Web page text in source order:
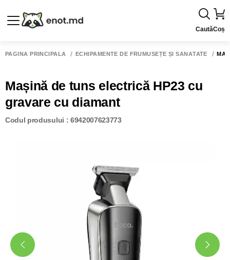
CautăCoș
PAGINA PRINCIPALĂ ECHIPAMENTE DE FRUMUSEȚE ȘI SĂNĂTATE
Mașină de tuns electrică HP23 cu
gravare cu diamant
Codul produsului : 6942007623773